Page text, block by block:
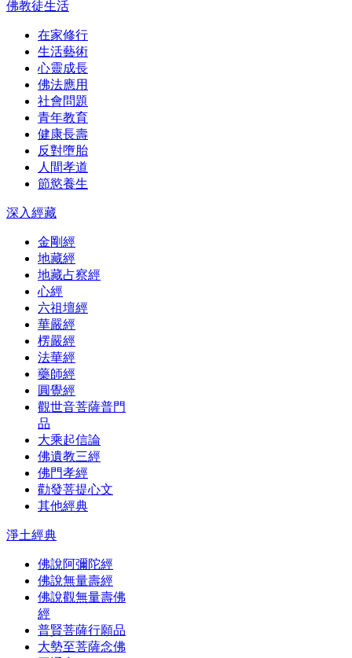
佛教徒生活
在家修行
生活藝術
心靈成長
佛法應用
社會問題
青年教育
健康長壽
反對墮胎
人間孝道
節慾養生
深入經藏
金剛經
地藏經
地藏占察經
心經
六祖壇經
華嚴經
楞嚴經
法華經
藥師經
圓覺經
觀世音菩薩普門
品
大乘起信論
佛遺教三經
佛門孝經
勸發菩提心文
其他經典
淨土經典
佛說阿彌陀經
佛說無量壽經
佛說觀無量壽佛
經
普賢菩薩行願品
大勢至菩薩念佛